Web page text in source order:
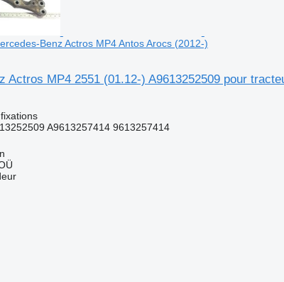
Benz Actros MP4 Antos Arocs (2012-)
Actros MP4 2551 (01.12-) A9613252509 pour
A9613257414 9613257414